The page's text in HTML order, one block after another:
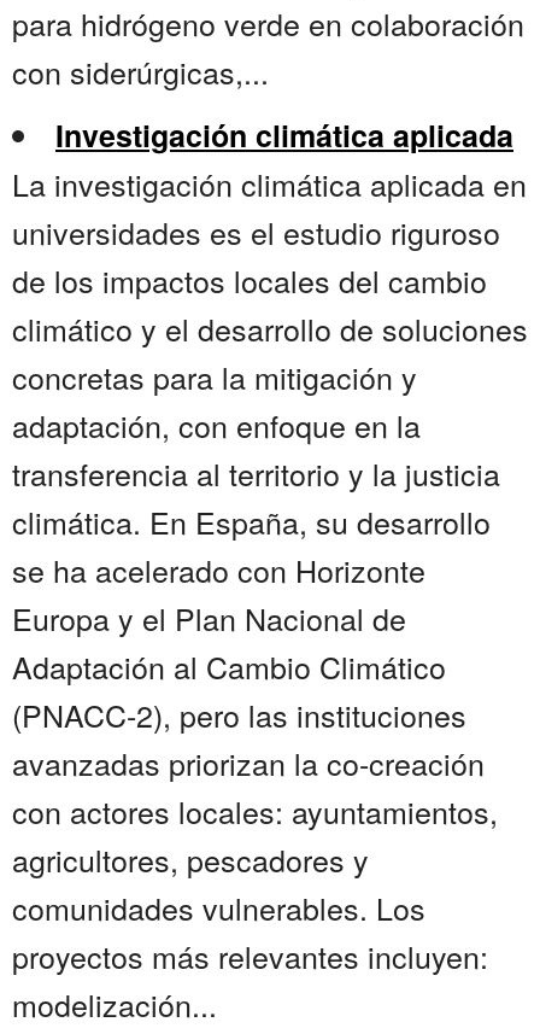
para hidrógeno verde en colaboración
con siderúrgicas,...
Investigación climática aplicada
La investigación climática aplicada en
universidades es el estudio riguroso
de los impactos locales del cambio
climático y el desarrollo de soluciones
concretas para la mitigación y
adaptación, con enfoque en la
transferencia al territorio y la justicia
climática. En España, su desarrollo
se ha acelerado con Horizonte
Europa y el Plan Nacional de
Adaptación al Cambio Climático
(PNACC-2), pero las instituciones
avanzadas priorizan la co-creación
con actores locales: ayuntamientos,
agricultores, pescadores y
comunidades vulnerables. Los
proyectos más relevantes incluyen:
modelización...